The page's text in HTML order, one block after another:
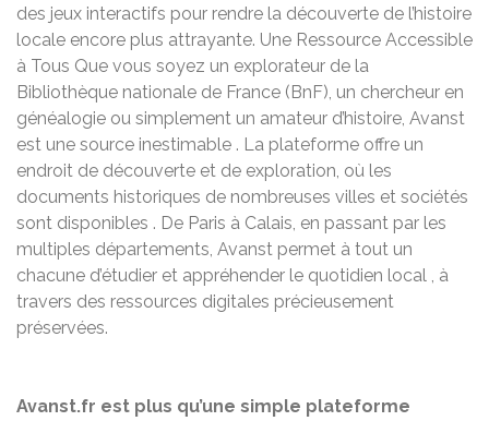
des jeux interactifs pour rendre la découverte de l’histoire
locale encore plus attrayante. Une Ressource Accessible
à Tous Que vous soyez un explorateur de la
Bibliothèque nationale de France (BnF), un chercheur en
généalogie ou simplement un amateur d’histoire, Avanst
est une source inestimable . La plateforme offre un
endroit de découverte et de exploration, où les
documents historiques de nombreuses villes et sociétés
sont disponibles . De Paris à Calais, en passant par les
multiples départements, Avanst permet à tout un
chacune d’étudier et appréhender le quotidien local , à
travers des ressources digitales précieusement
préservées.
Avanst.fr est plus qu’une simple plateforme